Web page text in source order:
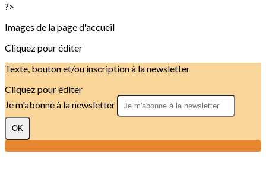
?>
Images de la page d'accueil
Cliquez pour éditer
Texte, bouton et/ou inscription à la newsletter
Cliquez pour éditer
Je m'abonne à la newsletter
OK